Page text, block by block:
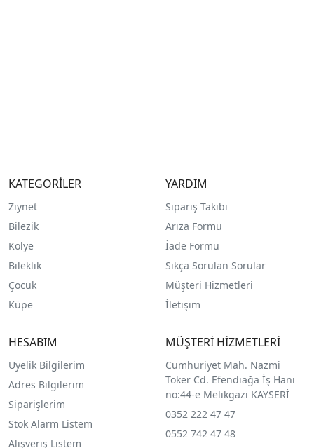
KATEGORİLER
Ziynet
Bilezik
Kolye
Bileklik
Çocuk
Küpe
YARDIM
Sipariş Takibi
Arıza Formu
İade Formu
Sıkça Sorulan Sorular
Müşteri Hizmetleri
İletişim
HESABIM
Üyelik Bilgilerim
Adres Bilgilerim
Siparişlerim
Stok Alarm Listem
Alışveriş Listem
MÜŞTERİ HİZMETLERİ
Cumhuriyet Mah. Nazmi
Toker Cd. Efendiağa İş Hanı
no:44-e Melikgazi KAYSERİ
0352 222 47 47
0552 742 47 48